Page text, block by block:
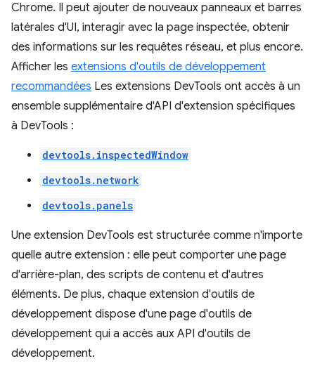
Chrome. Il peut ajouter de nouveaux panneaux et barres
latérales d'UI, interagir avec la page inspectée, obtenir
des informations sur les requêtes réseau, et plus encore.
Afficher les extensions d'outils de développement
recommandées Les extensions DevTools ont accès à un
ensemble supplémentaire d'API d'extension spécifiques
à DevTools :
devtools.inspectedWindow
devtools.network
devtools.panels
Une extension DevTools est structurée comme n'importe
quelle autre extension : elle peut comporter une page
d'arrière-plan, des scripts de contenu et d'autres
éléments. De plus, chaque extension d'outils de
développement dispose d'une page d'outils de
développement qui a accès aux API d'outils de
développement.